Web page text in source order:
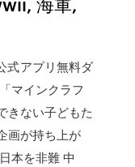
式アプリ無料ダ
マインクラフ
きない子どもた
画が持ち上が
本を非難 中